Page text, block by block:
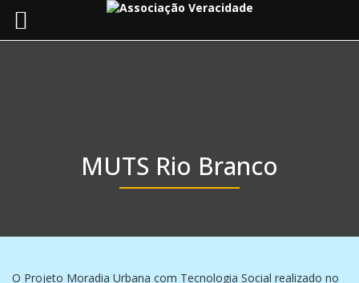
MUTS Rio Branco
O Projeto Moradia Urbana com Tecnologia Social realizado no